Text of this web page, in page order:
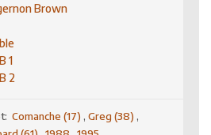
Brown
1
2
Comanche (17) , Greg (38) ,